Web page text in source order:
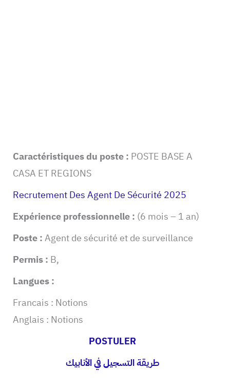
Caractéristiques du poste : POSTE BASE A
CASA ET REGIONS
Recrutement Des Agent De Sécurité 2025
Expérience professionnelle : (6 mois – 1 an)
Poste :Agent de sécurité et de surveillance
Permis : B,
Langues :
Francais : Notions
Anglais : Notions
POSTULER
طريقة التسجيل في الأنابيك